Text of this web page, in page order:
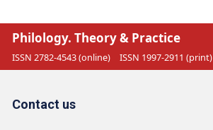
Philology. Theory & Practice
ISSN 2782-4543 (online) ISSN 1997-2911 (print)
Contact us